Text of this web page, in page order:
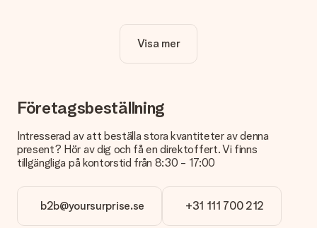
Kostar det något extra att personalisera sin present?
Hur vet jag att min bild har tillräckligt hög kvalitet?
det viktigt att använda foton av hög kvalitet. Om du är osäker
på kvaliteten på din bild kan du kontakta vår kundtjänst och
bifoga ditt foto tillsammans med den gåva du är intresserad
Vilket format kan jag ladda upp?
Du kan ladda upp filer i JPG och PNG-format. Är detta för
Visa mer
Företagsbeställning
Intresserad av att beställa stora kvantiteter av denna
present? Hör av dig och få en direktoffert. Vi finns
tillgängliga på kontorstid från 8:30 - 17:00
b2b@yoursurprise.se +31 111 700 212